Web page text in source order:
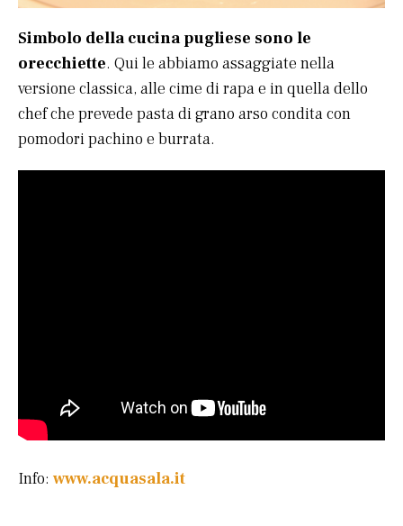
Simbolo della cucina pugliese sono le
orecchiette. Qui le abbiamo assaggiate nella
versione classica, alle cime di rapa e in quella dello
chef che prevede pasta di grano arso condita con
pomodori pachino e burrata.
Info: www.acquasala.it